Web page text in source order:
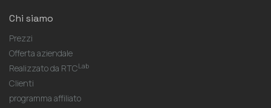
Chi siamo
Prezzi
Offerta aziendale
Realizzato da RTCLab
Clienti
programma affiliato